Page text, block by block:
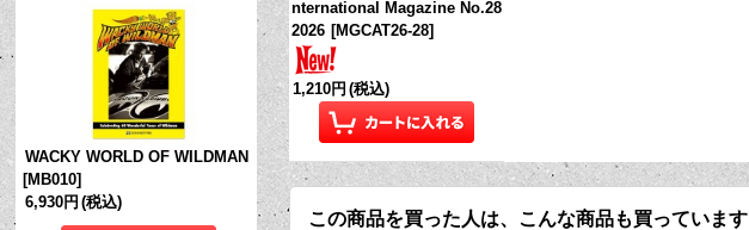
WACKY WORLD OF WILDMAN
[MB010]
6,930円 (税込)
nternational Magazine No.28
2026 [MGCAT26-28]
1,210円 (税込)
この商品を買った人は、こんな商品も買っています